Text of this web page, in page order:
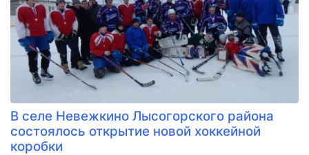
В селе Невежкино Лысогорского района
состоялось открытие новой хоккейной
коробки